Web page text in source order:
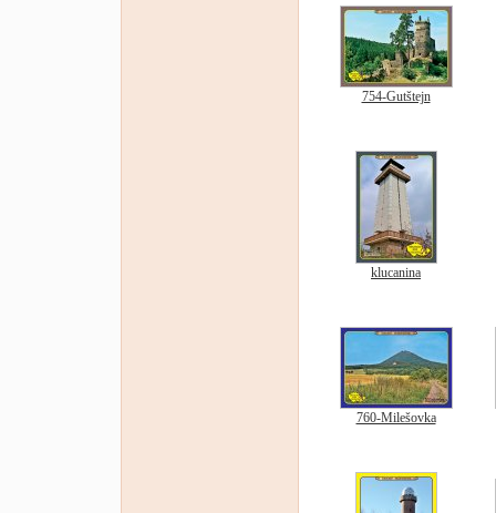
754-Gutštejn
klucanina
760-Milešovka